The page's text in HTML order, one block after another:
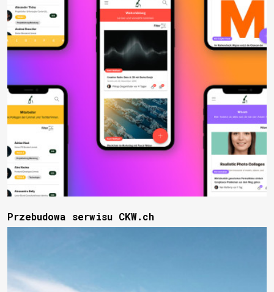
Przebudowa serwisu CKW.ch